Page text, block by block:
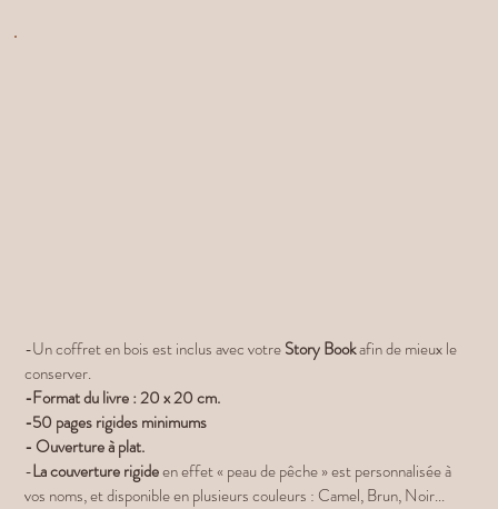
-Un coffret en bois est inclus avec votreStory Bookafin de mieux le
conserver.
-Format du livre : 20 x 20 cm.
-50 pages rigides minimums
- Ouverture à plat.
-La couverture rigideen effet « peau de pêche » est personnalisée à
vos noms, et disponible en plusieurs couleurs : Camel, Brun, Noir...